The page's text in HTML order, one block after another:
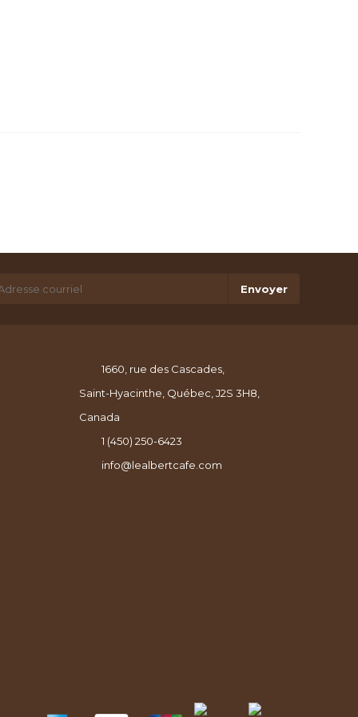
Envoyer
1660, rue des Cascades,
Saint-Hyacinthe, Québec, J2S 3H8,
Canada
1 (450) 250-6423
info@lealbertcafe.com